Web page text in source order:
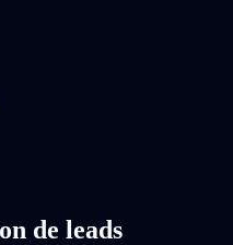
de leads